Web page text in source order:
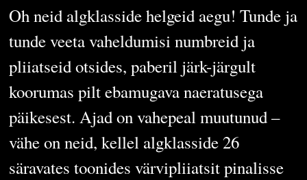
Oh neid algklasside helgeid aegu! Tunde ja
tunde veeta vaheldumisi numbreid ja
pliiatseid otsides, paberil järk-järgult
koorumas pilt ebamugava naeratusega
päikesest. Ajad on vahepeal muutunud –
vähe on neid, kellel algklasside 26
säravates toonides värvipliiatsit pinalisse